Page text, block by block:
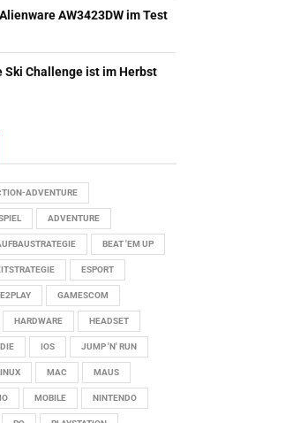
Alienware AW3423DW im Test
Ski Challenge ist im Herbst
ADVENTURE
ADVENTURE
BEAT 'EM UP
ESPORT
GAMESCOM
HARDWARE HEADSET
IOS JUMP 'N' RUN
MAC MAUS
MOBILE NINTENDO